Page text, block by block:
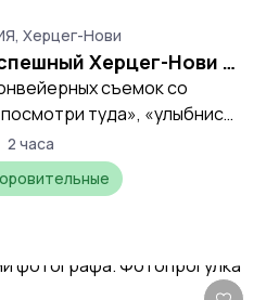
Херцег-Нови
Фотосессия: неспешный Херцег-Нови со вкусом кофе и кинематографичными кадрами.
съемок со
туда», «улыбнись
подарить себе
день — эта прогулка для
популярных набережных
другой Херцег-
2 часа